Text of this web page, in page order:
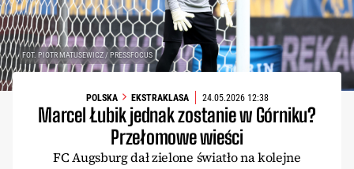
FOT. PIOTR MATUSEWICZ / PRESSFOCUS
POLSKA EKSTRAKLASA 24.05.2026 12:38
Marcel Łubik jednak zostanie w Górniku?
Przełomowe wieści
FC Augsburg dał zielone światło na kolejne